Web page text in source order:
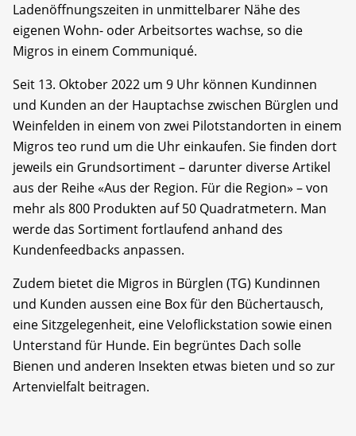
Ladenöffnungszeiten in unmittelbarer Nähe des
eigenen Wohn- oder Arbeitsortes wachse, so die
Migros in einem Communiqué.
Seit 13. Oktober 2022 um 9 Uhr können Kundinnen
und Kunden an der Hauptachse zwischen Bürglen und
Weinfelden in einem von zwei Pilotstandorten in einem
Migros teo rund um die Uhr einkaufen. Sie finden dort
jeweils ein Grundsortiment – darunter diverse Artikel
aus der Reihe «Aus der Region. Für die Region» – von
mehr als 800 Produkten auf 50 Quadratmetern. Man
werde das Sortiment fortlaufend anhand des
Kundenfeedbacks anpassen.
Zudem bietet die Migros in Bürglen (TG) Kundinnen
und Kunden aussen eine Box für den Büchertausch,
eine Sitzgelegenheit, eine Veloflickstation sowie einen
Unterstand für Hunde. Ein begrüntes Dach solle
Bienen und anderen Insekten etwas bieten und so zur
Artenvielfalt beitragen.